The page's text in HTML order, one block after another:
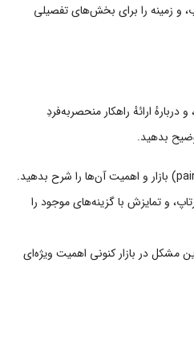
و زمینه را برای بخش‌های تفصیلی
ارائهٔ راهکار منحصربه‌فردِ
بدهید.
و تمایزش با گزینه‌های موجود را
مشکل در بازار کنونی اهمیت ویژه‌ای